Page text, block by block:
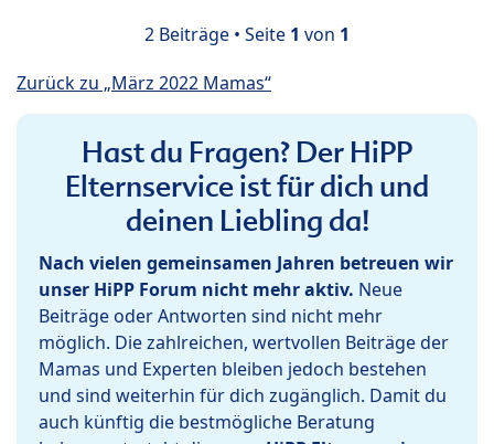
2 Beiträge • Seite 1 von 1
Zurück zu „März 2022 Mamas“
Hast du Fragen? Der HiPP
Elternservice ist für dich und
deinen Liebling da!
Nach vielen gemeinsamen Jahren betreuen wir
unser HiPP Forum nicht mehr aktiv. Neue
Beiträge oder Antworten sind nicht mehr
möglich. Die zahlreichen, wertvollen Beiträge der
Mamas und Experten bleiben jedoch bestehen
und sind weiterhin für dich zugänglich. Damit du
auch künftig die bestmögliche Beratung